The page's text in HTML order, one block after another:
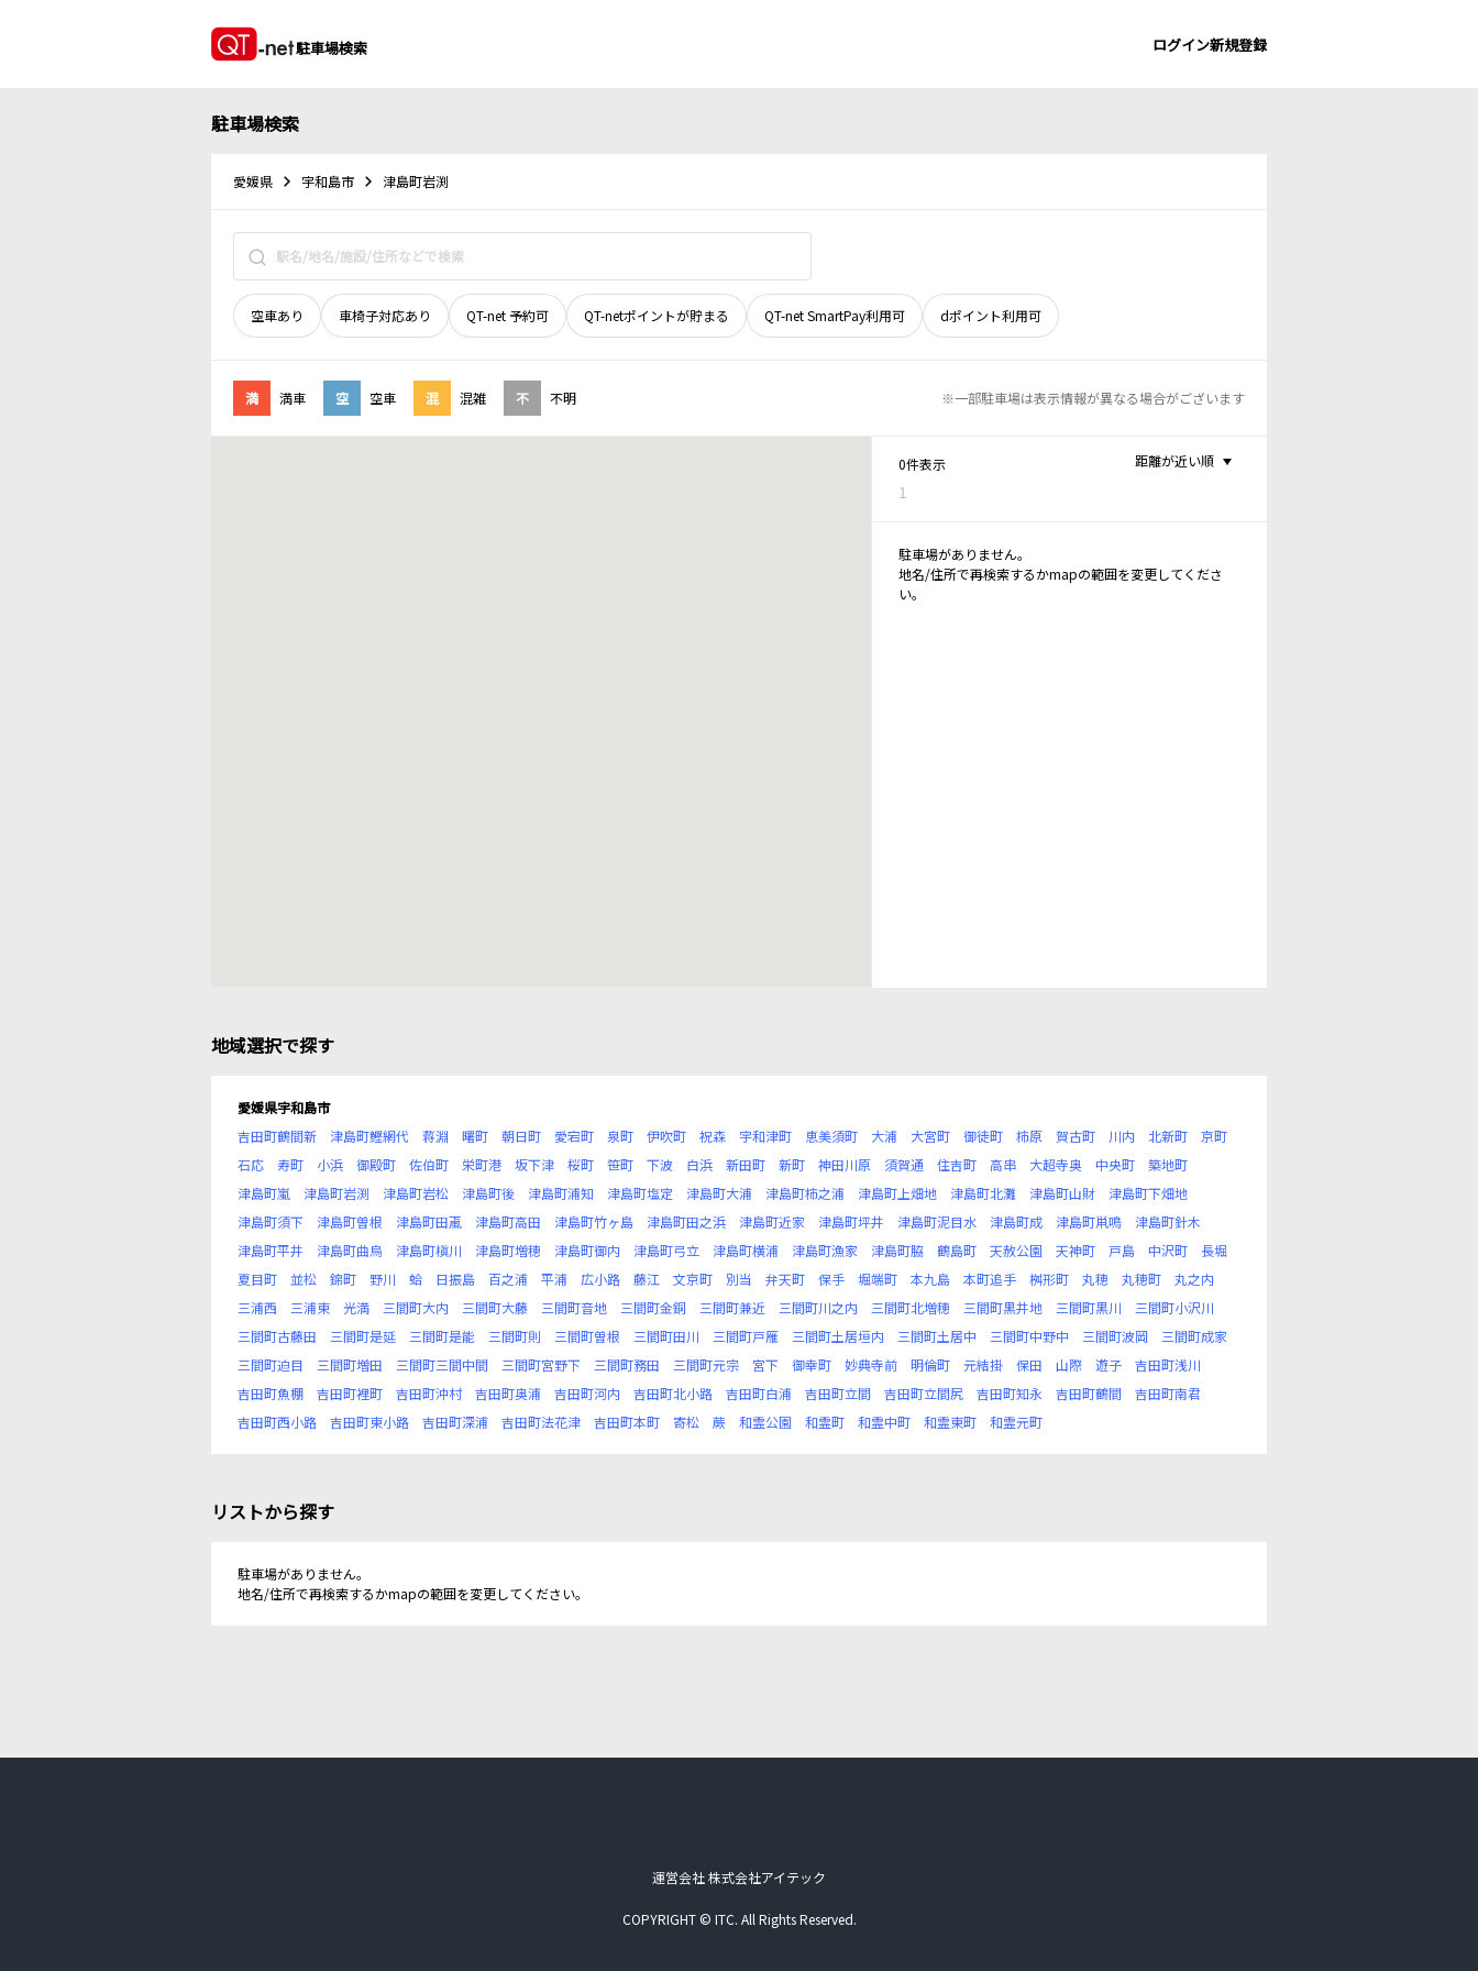
駐車場検索 ログイン新規登録
駐車場検索
愛媛県 宇和島市 津島町岩渕
空車あり 車椅子対応あり QT-net 予約可 QT-netポイントが貯まる QT-net SmartPay利用可 dポイント利用可
満 満車 空 空車 混 混雑 不 不明 ※一部駐車場は表示情報が異なる場合がございます
0件表示
1
距離が近い順
駐車場がありません。
地名/住所で再検索するかmapの範囲を変更してくださ
い。
地域選択で探す
愛媛県宇和島市
吉田町鶴間新
津島町鰹網代 蒋淵 曙町 朝日町 愛宕町 泉町 伊吹町 祝森 宇和津町 恵美須町 大浦 大宮町 御徒町 柿原 賀古町 川内 北新町
京町
石応
寿町 小浜 御殿町 佐伯町 栄町港 坂下津 桜町 笹町 下波 白浜 新田町 新町 神田川原 須賀通 住吉町 高串 大超寺奥 中央町
築地町
津島町嵐
津島町岩渕 津島町岩松 津島町後 津島町浦知 津島町塩定 津島町大浦 津島町柿之浦 津島町上畑地 津島町北灘 津島町山財
津島町下畑地
津島町須下
津島町曽根 津島町田颪 津島町高田 津島町竹ヶ島 津島町田之浜 津島町近家 津島町坪井 津島町泥目水 津島町成 津島町鼡鳴
津島町針木
津島町平井
津島町曲烏 津島町槇川 津島町増穂 津島町御内 津島町弓立 津島町横浦 津島町漁家 津島町脇 鶴島町 天赦公園 天神町 戸島 中沢町
長堀
夏目町
並松 錦町 野川 蛤 日振島 百之浦 平浦 広小路 藤江 文京町 別当 弁天町 保手 堀端町 本九島 本町追手 桝形町 丸穂 丸穂町
丸之内
三浦西
三浦東 光満 三間町大内 三間町大藤 三間町音地 三間町金銅 三間町兼近 三間町川之内 三間町北増穂 三間町黒井地 三間町黒川
三間町小沢川
三間町古藤田
三間町是延 三間町是能 三間町則 三間町曽根 三間町田川 三間町戸雁 三間町土居垣内 三間町土居中 三間町中野中 三間町波岡
三間町成家
三間町迫目
三間町増田 三間町三間中間 三間町宮野下 三間町務田 三間町元宗 宮下 御幸町 妙典寺前 明倫町 元結掛 保田 山際 遊子
吉田町浅川
吉田町魚棚
吉田町裡町 吉田町沖村 吉田町奥浦 吉田町河内 吉田町北小路 吉田町白浦 吉田町立間 吉田町立間尻 吉田町知永 吉田町鶴間
吉田町南君
吉田町西小路
吉田町東小路 吉田町深浦 吉田町法花津 吉田町本町 寄松 蕨 和霊公園 和霊町 和霊中町 和霊東町 和霊元町
リストから探す
駐車場がありません。
地名/住所で再検索するかmapの範囲を変更してください。
運営会社 株式会社アイテック
COPYRIGHT © ITC. All Rights Reserved.